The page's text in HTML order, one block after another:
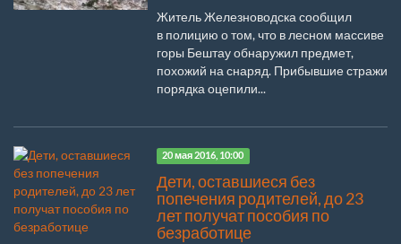
Житель Железноводска сообщил
в полицию о том, что в лесном массиве
горы Бештау обнаружил предмет,
похожий на снаряд. Прибывшие стражи
порядка оцепили...
20 мая 2016, 10:00
Дети, оставшиеся без
попечения родителей, до 23
лет получат пособия по
безработице